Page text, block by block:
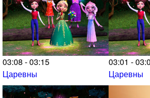
03:08 - 03:15
Царевны
03:01 -
Царевны